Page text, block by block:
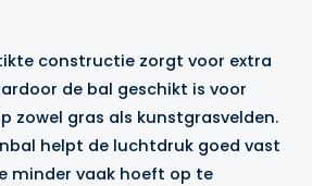
constructie zorgt voor extra
de bal geschikt is voor
zowel gras als kunstgrasvelden.
helpt de luchtdruk goed vast
minder vaak hoeft op te